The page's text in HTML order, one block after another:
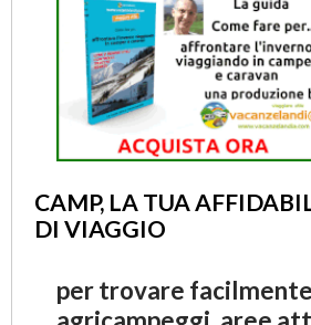
CAMP, LA TUA
DI VIAGGIO
per trovare